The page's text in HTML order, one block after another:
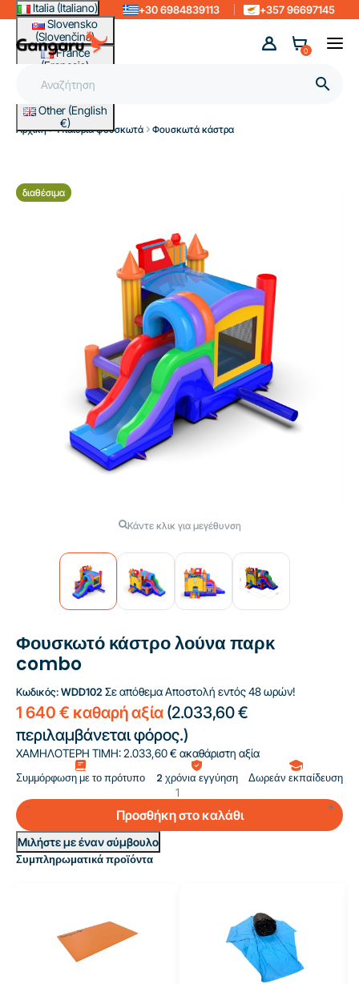
Italia (Italiano)
Slovensko
(Slovenčina)
France
(Français)
Magyarország
(Magyar)
Other (English
€)
+30 6984839113 +357 96697145

0
Αρχική Υπαίθρια φουσκωτά Φουσκωτά κάστρα
διαθέσιμα
Κάντε κλικ για μεγέθυνση
Φουσκωτό κάστρο λούνα παρκ
combo
Κωδικός:WDD102 Σε απόθεμαΑποστολή εντός 48 ωρών!
1 640 € καθαρή αξία (2.033,60 €
περιλαμβάνεται φόρος.)
ΧΑΜΗΛΟΤΕΡΗ ΤΙΜΗ:2.033,60 € ακαθάριστη αξία
Συμμόρφωση με το πρότυπο 2 χρόνια εγγύηση Δωρεάν εκπαίδευση
Προσθήκη στο καλάθι
Μιλήστε με έναν σύμβουλο
Συμπληρωματικά προϊόντα